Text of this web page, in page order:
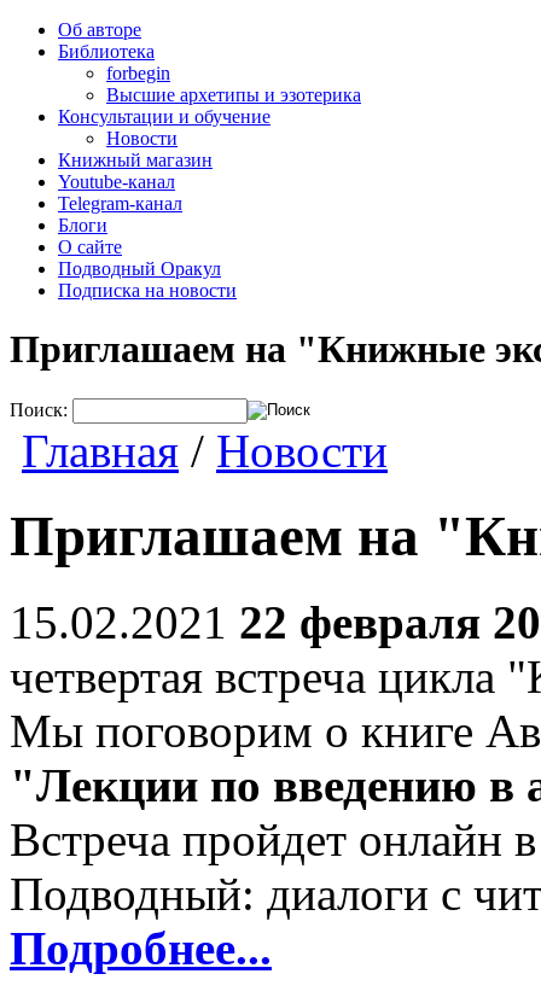
Об авторе
Библиотека
forbegin
Высшие архетипы и эзотерика
Консультации и обучение
Новости
Книжный магазин
Youtube-канал
Telegram-канал
Блоги
О сайте
Подводный Оракул
Подписка на новости
Приглашаем на "Книжные
Поиск:
Главная / Новости
Приглашаем на
15.02.2021 22 февраля
четвертая встреча
Мы поговорим о книге
"Лекции по введению в
Встреча пройдет онлайн
Подводный: диалоги с
Подробнее...